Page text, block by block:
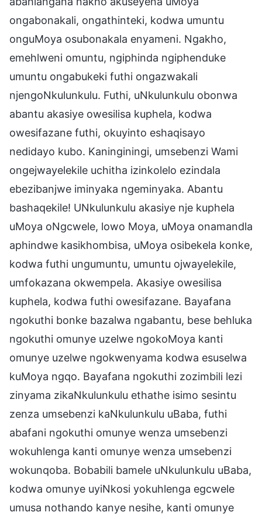
ongabonakali, ongathinteki, kodwa umuntu
onguMoya osubonakala enyameni. Ngakho,
emehlweni omuntu, ngiphinda ngiphenduke
umuntu ongabukeki futhi ongazwakali
njengoNkulunkulu. Futhi, uNkulunkulu obonwa
abantu akasiye owesilisa kuphela, kodwa
owesifazane futhi, okuyinto eshaqisayo
nedidayo kubo. Kaninginingi, umsebenzi Wami
ongejwayelekile uchitha izinkolelo ezindala
ebezibanjwe iminyaka ngeminyaka. Abantu
bashaqekile! UNkulunkulu akasiye nje kuphela
uMoya oNgcwele, lowo Moya, uMoya onamandla
aphindwe kasikhombisa, uMoya osibekela konke,
kodwa futhi ungumuntu, umuntu ojwayelekile,
umfokazana okwempela. Akasiye owesilisa
kuphela, kodwa futhi owesifazane. Bayafana
ngokuthi bonke bazalwa ngabantu, bese behluka
ngokuthi omunye uzelwe ngokoMoya kanti
omunye uzelwe ngokwenyama kodwa esuselwa
kuMoya ngqo. Bayafana ngokuthi zozimbili lezi
zinyama zikaNkulunkulu ethathe isimo sesintu
zenza umsebenzi kaNkulunkulu uBaba, futhi
abafani ngokuthi omunye wenza umsebenzi
wokuhlenga kanti omunye wenza umsebenzi
wokunqoba. Bobabili bamele uNkulunkulu uBaba,
kodwa omunye uyiNkosi yokuhlenga egcwele
umusa nothando kanye nesihe, kanti omunye